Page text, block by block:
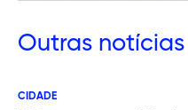
Outras
CIDADE